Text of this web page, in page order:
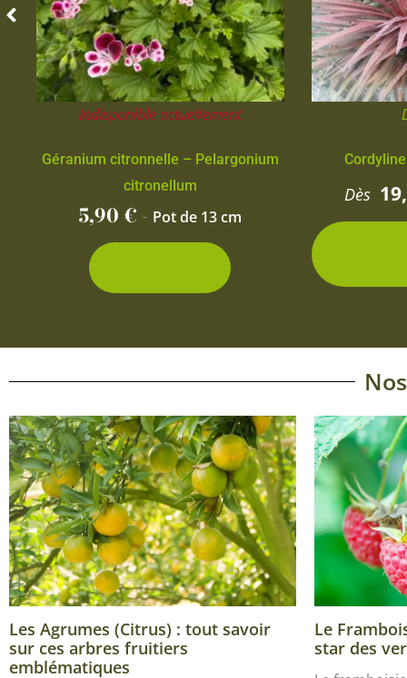
Indisponible actuellement
Géranium citronnelle – Pelargonium
citronellum
5,90€ - Pot de 13 cm
Dès
Les Agrumes (Citrus) : tout savoir
sur ces arbres fruitiers
emblématiques
Le
star des